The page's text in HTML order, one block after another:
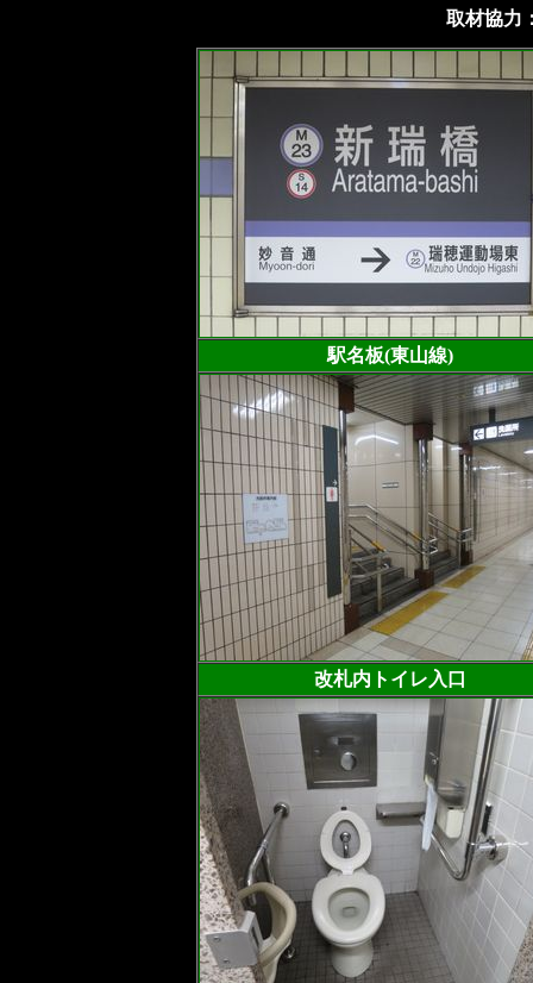
取材協力
駅名板(東山線)
改札内トイレ入口